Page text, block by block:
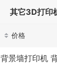
其它3D打印
价格
背景墙打印机